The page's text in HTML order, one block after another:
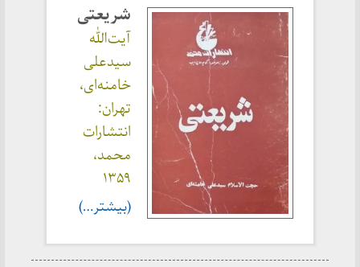
شریعتی
آیت‌الله
سیدعلی
خامنه‌ای،
تهران:
انتشارات
محمد،
۱۳۵۹
(بیشتر…)